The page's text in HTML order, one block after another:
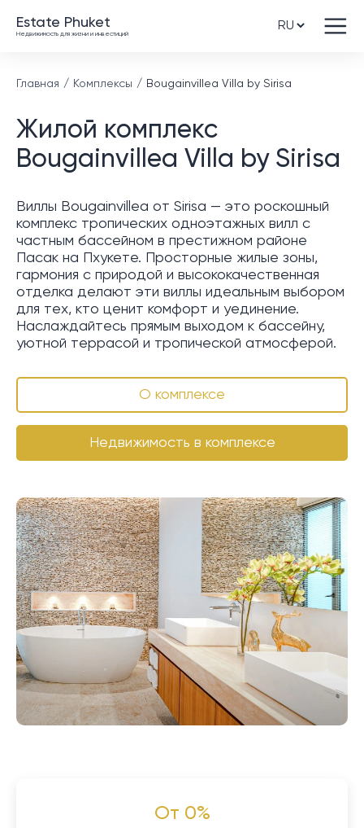
Estate Phuket
Недвижимость для жизни и инвестиций
Главная Комплексы Bougainvillea Villa by Sirisa
Жилой комплекс
Bougainvillea Villa by Sirisa
Виллы Bougainvillea от Sirisa — это роскошный
комплекс тропических одноэтажных вилл с
частным бассейном в престижном районе
Пасак на Пхукете. Просторные жилые зоны,
гармония с природой и высококачественная
отделка делают эти виллы идеальным выбором
для тех, кто ценит комфорт и уединение.
Наслаждайтесь прямым выходом к бассейну,
уютной террасой и тропической атмосферой.
О комплексе
Недвижимость в комплексе
От 0%